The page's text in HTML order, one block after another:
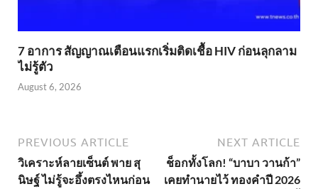
7 อาการ สัญญาณเตือนแรกเริ่มติดเชื้อ HIV ก่อนลุกลาม
ไม่รู้ตัว
August 6, 2026
PREVIOUS ARTICLE
วิเคราะห์ลายเซ็นต์ พาย สุ
นิษฐ์ ไม่รู้จะอึ้งตรงไหนก่อน
NEXT ARTICLE
ช็อกทั้งโลก! “บาบา วานก้า”
เคยทำนายไว้ ทองคำปี 2026